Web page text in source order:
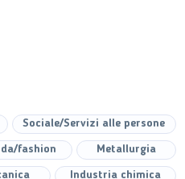
Sociale/Servizi alle persone
fashion Metallurgia
Industria chimica